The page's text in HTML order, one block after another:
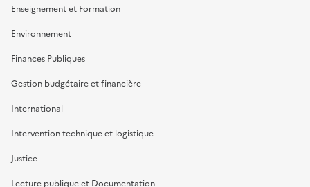
Enseignement et Formation
Environnement
Finances Publiques
Gestion budgétaire et financière
International
Intervention technique et logistique
Justice
Lecture publique et Documentation